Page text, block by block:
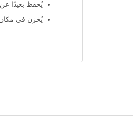
يُحفظ بعيدًا عن
يُخزن في مكان